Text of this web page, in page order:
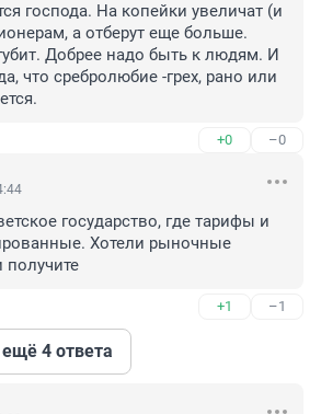
господа. На копейки увеличат (и
а отберут еще больше.
Добрее надо быть к людям. И
что сребролюбие -грех, рано или
+0 –0
государство, где тарифы и
Хотели рыночные
получите
+1 –1
4 ответа